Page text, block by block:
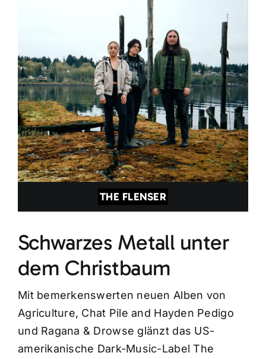
THE FLENSER
Schwarzes Metall unter
dem Christbaum
Mit bemerkenswerten neuen Alben von
Agriculture, Chat Pile and Hayden Pedigo
und Ragana & Drowse glänzt das US-
amerikanische Dark-Music-Label The